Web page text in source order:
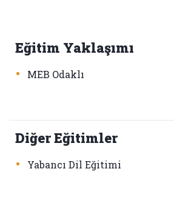
Eğitim Yaklaşımı
• MEB Odaklı
Diğer Eğitimler
• Yabancı Dil Eğitimi